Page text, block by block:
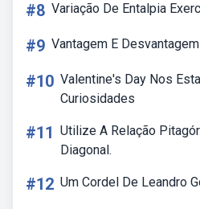
#8 Variação De Entalpia
#9 Vantagem E
#10 Valentine's Day Nos
Curiosidades
#11 Utilize A Relação
Diagonal.
#12 Um Cordel De Leandro